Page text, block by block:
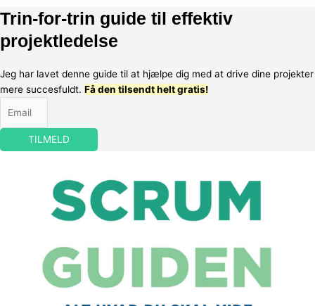
Trin-for-trin guide til effektiv
projektledelse
Jeg har lavet denne guide til at hjælpe dig med at drive dine projekter
mere succesfuldt. Få den tilsendt helt gratis!
TILMELD